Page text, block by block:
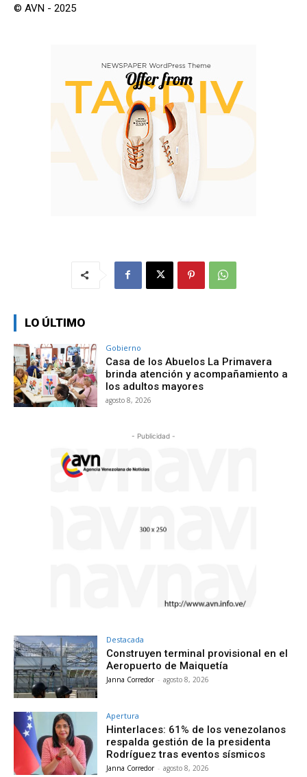
© AVN - 2025
LO ÚLTIMO
Gobierno
Casa de los Abuelos La Primavera
brinda atención y acompañamiento a
los adultos mayores
agosto 8, 2026
- Publicidad -
Destacada
Construyen terminal provisional en el
Aeropuerto de Maiquetía
Janna Corredor - agosto 8, 2026
Apertura
Hinterlaces: 61% de los venezolanos
respalda gestión de la presidenta
Rodríguez tras eventos sísmicos
Janna Corredor - agosto 8, 2026